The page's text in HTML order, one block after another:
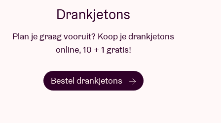
Drankjetons
Plan je graag vooruit? Koop je drankjetons
online, 10 + 1 gratis!
Bestel drankjetons